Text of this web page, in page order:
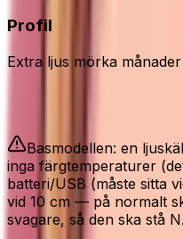
Profil
Extra ljus mörka månader
Basmodellen: en
inga färgtemperaturer
batteri/USB (måste sitta
vid 10 cm — på normalt
svagare, så den ska stå